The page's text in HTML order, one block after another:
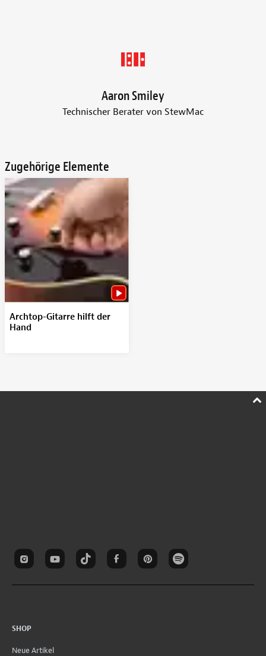
Aaron Smiley
Technischer Berater von StewMac
Zugehörige Elemente
Archtop-Gitarre hilft der
Hand
SHOP
Neue Artikel